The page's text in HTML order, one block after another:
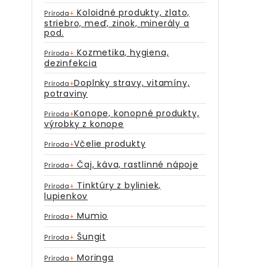
Príroda + Koloidné produkty, zlato,
striebro, meď, zinok, minerály a
pod.
Príroda + Kozmetika, hygiena,
dezinfekcia
Príroda +Doplnky stravy, vitamíny,
potraviny
Príroda +Konope, konopné produkty,
výrobky z konope
Príroda +Včelie produkty
Príroda + Čaj, káva, rastlinné nápoje
Príroda + Tinktúry z byliniek,
lupienkov
Príroda + Mumio
Príroda + Šungit
Príroda + Moringa